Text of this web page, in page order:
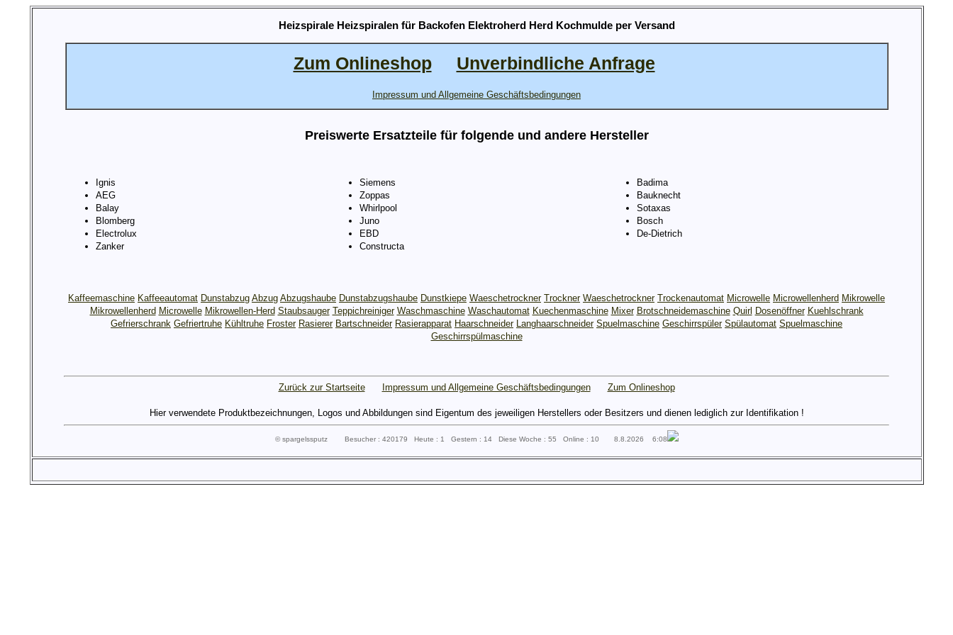
Heizspirale Heizspiralen für Backofen Elektroherd Herd Kochmulde per Versand
Zum Onlineshop Unverbindliche Anfrage
Impressum und Allgemeine Geschäftsbedingungen
Preiswerte Ersatzteile für folgende und andere Hersteller
Ignis
AEG
Balay
Blomberg
Electrolux
Zanker
Siemens
Zoppas
Whirlpool
Juno
EBD
Constructa
Badima
Bauknecht
Sotaxas
Bosch
De-Dietrich
Kaffeemaschine Kaffeeautomat Dunstabzug Abzug Abzugshaube Dunstabzugshaube Dunstkiepe Waeschetrockner Trockner Waeschetrockner Trockenautomat Microwelle Microwellenherd Mikrowelle
Mikrowellenherd Microwelle Mikrowellen-Herd Staubsauger Teppichreiniger Waschmaschine Waschautomat Kuechenmaschine Mixer Brotschneidemaschine Quirl Dosenöffner Kuehlschrank
Gefrierschrank Gefriertruhe Kühltruhe Froster Rasierer Bartschneider Rasierapparat Haarschneider Langhaarschneider Spuelmaschine Geschirrspüler Spülautomat Spuelmaschine
Geschirrspülmaschine
Zurück zur Startseite Impressum und Allgemeine Geschäftsbedingungen Zum Onlineshop
Hier verwendete Produktbezeichnungen, Logos und Abbildungen sind Eigentum des jeweiligen Herstellers oder Besitzers und dienen lediglich zur Identifikation !
© spargelssputz Besucher : 420179 Heute : 1 Gestern : 14 Diese Woche : 55 Online : 10 8.8.2026 6:08